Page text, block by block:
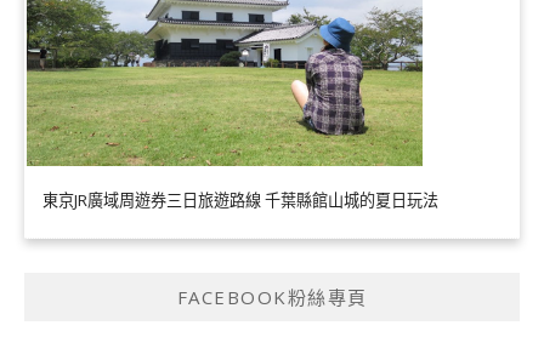
東京JR廣域周遊券三日旅遊路線 千葉縣館山城的夏日玩法
FACEBOOK粉絲專頁